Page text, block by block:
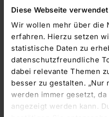
Diese Webseite
Wir wollen mehr über die
erfahren. Hierzu setzen
statistische Daten zu
datenschutzfreundliche
dabei relevante Themen
besser zu gestalten. „Nur
werden immer gesetzt,
angezeigt werden kann.
Ursachen und
bei Essstörungen
Chefärztin der
Bürgervorlesung über
29.04.2019 – Essstörungen
psychosomatischen
ausgeprägtem…